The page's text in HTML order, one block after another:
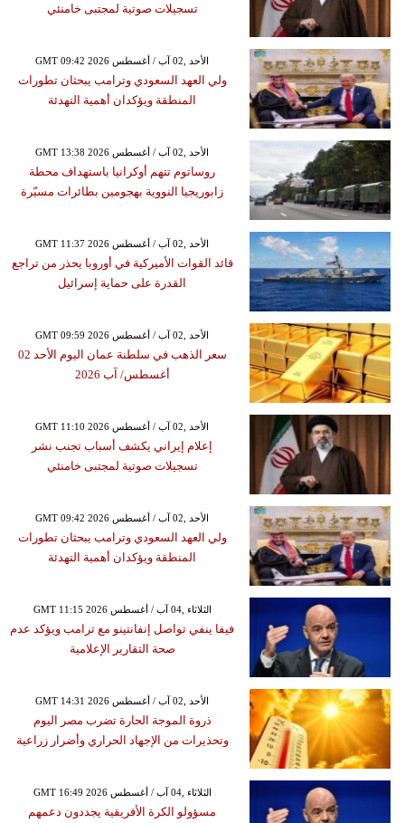
تسجيلات صوتية لمجتبى خامنئي
GMT 09:42 2026 الأحد ,02 آب / أغسطس
ولي العهد السعودي وترامب يبحثان تطورات
المنطقة ويؤكدان أهمية التهدئة
GMT 13:38 2026 الأحد ,02 آب / أغسطس
روساتوم تتهم أوكرانيا باستهداف محطة
زابوريجيا النووية بهجومين بطائرات مسيّرة
GMT 11:37 2026 الأحد ,02 آب / أغسطس
قائد القوات الأميركية في أوروبا يحذر من تراجع
القدرة على حماية إسرائيل
GMT 09:59 2026 الأحد ,02 آب / أغسطس
سعر الذهب في سلطنة عمان اليوم الأحد 02
أغسطس/ آب 2026
GMT 11:10 2026 الأحد ,02 آب / أغسطس
إعلام إيراني يكشف أسباب تجنب نشر
تسجيلات صوتية لمجتبى خامنئي
GMT 09:42 2026 الأحد ,02 آب / أغسطس
ولي العهد السعودي وترامب يبحثان تطورات
المنطقة ويؤكدان أهمية التهدئة
GMT 11:15 2026 الثلاثاء ,04 آب / أغسطس
فيفا ينفي تواصل إنفانتينو مع ترامب ويؤكد عدم
صحة التقارير الإعلامية
GMT 14:31 2026 الأحد ,02 آب / أغسطس
ذروة الموجة الحارة تضرب مصر اليوم
وتحذيرات من الإجهاد الحراري وأضرار زراعية
GMT 16:49 2026 الثلاثاء ,04 آب / أغسطس
مسؤولو الكرة الأفريقية يجددون دعمهم